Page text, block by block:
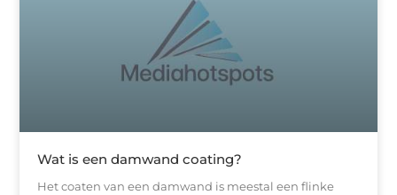
Wat is een damwand coating?
Het coaten van een damwand is meestal een flinke